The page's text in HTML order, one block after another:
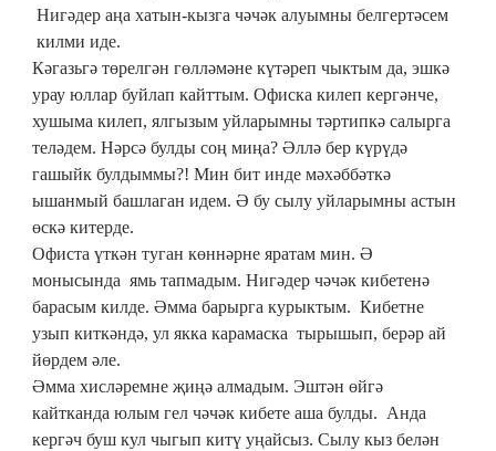
Нигәдер аңа хатын-кызга чәчәк алуымны белгертәсем
килми иде.
Кәгазьгә төрелгән гөлләмәне күтәреп чыктым да, эшкә
урау юллар буйлап кайттым. Офиска килеп кергәнче,
хушыма килеп, ялгызым уйларымны тәртипкә салырга
теләдем. Нәрсә булды соң миңа? Әллә бер күрүдә
гашыйк булдыммы?! Мин бит инде мәхәббәткә
ышанмый башлаган идем. Ә бу сылу уйларымны астын
өскә китерде.
Офиста үткән туган көннәрне яратам мин. Ә
монысында ямь тапмадым. Нигәдер чәчәк кибетенә
барасым килде. Әмма барырга курыктым. Кибетне
узып киткәндә, ул якка карамаска тырышып, берәр ай
йөрдем әле.
Әмма хисләремне җиңә алмадым. Эштән өйгә
кайтканда юлым гел чәчәк кибете аша булды. Анда
кергәч буш кул чыгып китү уңайсыз. Сылу кыз белән